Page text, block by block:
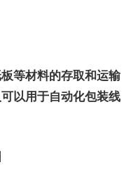
等材料的存取和运输
以用于自动化包装线